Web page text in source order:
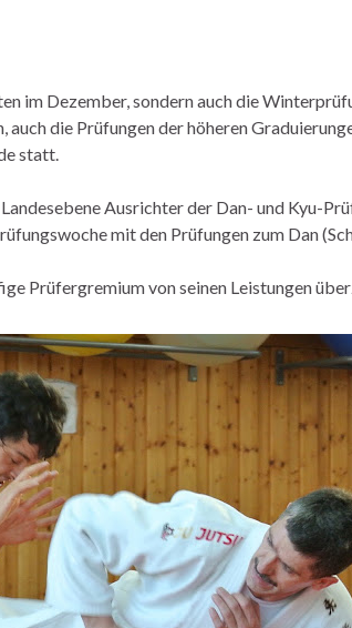
im Dezember, sondern auch die
auch die Prüfungen der höheren
statt.
Ausrichter der Dan- und Kyu-
mit den Prüfungen zum Dan
Prüfergremium von seinen Leistungen